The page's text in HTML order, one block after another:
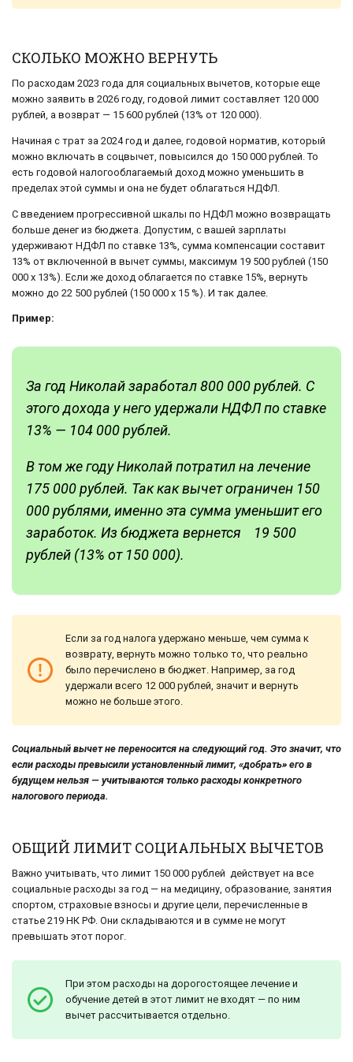
СКОЛЬКО МОЖНО ВЕРНУТЬ
По расходам 2023 года для социальных вычетов, которые еще
можно заявить в 2026 году, годовой лимит составляет 120 000
рублей, а возврат — 15 600 рублей (13% от 120 000).
Начиная с трат за 2024 год и далее, годовой норматив, который
можно включать в соцвычет, повысился до 150 000 рублей. То
есть годовой налогооблагаемый доход можно уменьшить в
пределах этой суммы и она не будет облагаться НДФЛ.
С введением прогрессивной шкалы по НДФЛ можно возвращать
больше денег из бюджета. Допустим, с вашей зарплаты
удерживают НДФЛ по ставке 13%, сумма компенсации составит
13% от включенной в вычет суммы, максимум 19 500 рублей (150
000 х 13%). Если же доход облагается по ставке 15%, вернуть
можно до 22 500 рублей (150 000 х 15 %). И так далее.
Пример:
За год Николай заработал 800 000 рублей. С
этого дохода у него удержали НДФЛ по ставке
13% — 104 000 рублей.
В том же году Николай потратил на лечение
175 000 рублей. Так как вычет ограничен 150
000 рублями, именно эта сумма уменьшит его
заработок. Из бюджета вернется 19 500
рублей (13% от 150 000).
Если за год налога удержано меньше, чем сумма к
возврату, вернуть можно только то, что реально
было перечислено в бюджет. Например, за год
удержали всего 12 000 рублей, значит и вернуть
можно не больше этого.
Социальный вычет не переносится на следующий год. Это значит, что
если расходы превысили установленный лимит, «добрать» его в
будущем нельзя — учитываются только расходы конкретного
налогового периода.
ОБЩИЙ ЛИМИТ СОЦИАЛЬНЫХ ВЫЧЕТОВ
Важно учитывать, что лимит 150 000 рублей действует на все
социальные расходы за год — на медицину, образование, занятия
спортом, страховые взносы и другие цели, перечисленные в
статье 219 НК РФ. Они складываются и в сумме не могут
превышать этот порог.
При этом расходы на дорогостоящее лечение и
обучение детей в этот лимит не входят — по ним
вычет рассчитывается отдельно.